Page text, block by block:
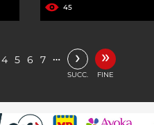
45
4 5 6 7 … ›
SUCC.
»
FINE